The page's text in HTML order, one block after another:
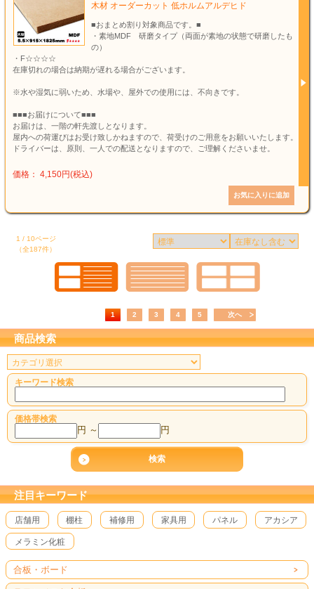
木材 オーダーカット 低ホルムアルデヒド
■おまとめ割り対象商品です。■
・素地MDF 研磨タイプ（両面が素地の状態で研磨したも
の）
・F☆☆☆☆
在庫切れの場合は納期が遅れる場合がございます。
※水や湿気に弱いため、水場や、屋外での使用には、不向きです。
■■■お届けについて■■■
お届けは、一階の軒先渡しとなります。
屋内への荷運びはお受け致しかねますので、荷受けのご用意をお願いいたします。
ドライバーは、原則、一人での配送となりますので、ご理解くださいませ。
価格： 4,150円(税込)
1 / 10ページ
（全187件）
1 2 3 4 5 次へ
商品検索
キーワード検索
価格帯検索
円 ～ 円
注目キーワード
店舗用 棚柱 補修用 家具用 パネル アカシア
メラミン化粧
合板・ボード